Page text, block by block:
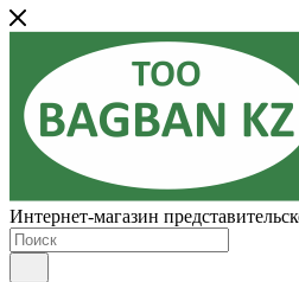
Интернет-магазин